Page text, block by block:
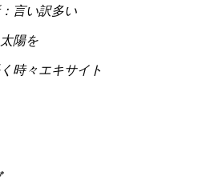
言い訳多い
陽を
時々エキサイト